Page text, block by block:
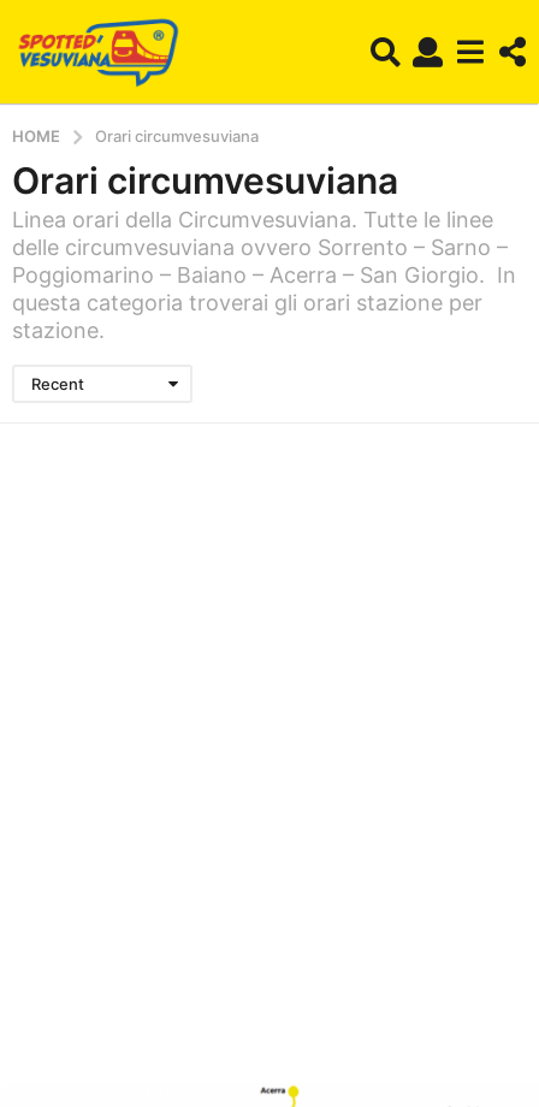
HOME Orari circumvesuviana
Orari circumvesuviana
Linea orari della Circumvesuviana. Tutte le linee
delle circumvesuviana ovvero Sorrento – Sarno –
Poggiomarino – Baiano – Acerra – San Giorgio. In
questa categoria troverai gli orari stazione per
stazione.
Recent